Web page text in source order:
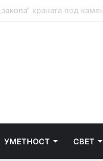
УМЕТНОСТ СВЕТ